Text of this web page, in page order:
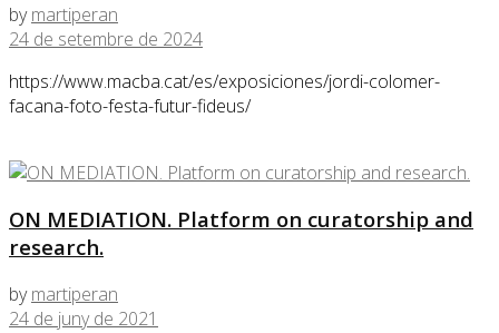
by martiperan
24 de setembre de 2024
https://www.macba.cat/es/exposiciones/jordi-colomer-
facana-foto-festa-futur-fideus/
ON MEDIATION. Platform on curatorship and
research.
by martiperan
24 de juny de 2021